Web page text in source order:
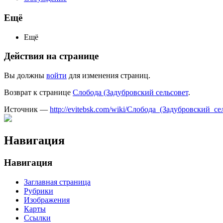
Ещё
Ещё
Действия на странице
Вы должны войти для изменения страниц.
Возврат к странице Слобода (Задубровский сельсовет.
Источник — http://evitebsk.com/wiki/
Навигация
Навигация
Заглавная страница
Рубрики
Изображения
Карты
Ссылки